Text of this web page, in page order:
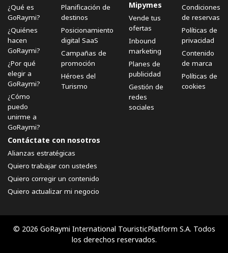
¿Qué es
GoRaymi?
¿Quiénes
hacen
GoRaymi?
¿Por qué
elegir a
GoRaymi?
¿Cómo
puedo
unirme a
GoRaymi?
Planificación de
destinos
Posicionamiento
digital SaaS
Campañas de
promoción
Héroes del
Turismo
Mipymes
Vende tus
ofertas
Inbound
marketing
Planes de
publicidad
Gestión de
redes
sociales
Condiciones
de reservas
Políticas de
privacidad
Contenido
de marca
Políticas de
cookies
Contáctate con nosotros
Alianzas estratégicas
Quiero trabajar con ustedes
Quiero corregir un contenido
Quiero actualizar mi negocio
© 2026 GoRaymi International TouristicPlatform S.A. Todos
los derechos reservados.